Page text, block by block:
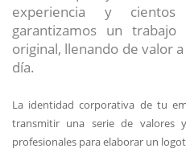
experiencia y
garantizamos un
original, llenando de valor
día.
La identidad corporativa de tu
transmitir una serie de valores
profesionales para elaborar un